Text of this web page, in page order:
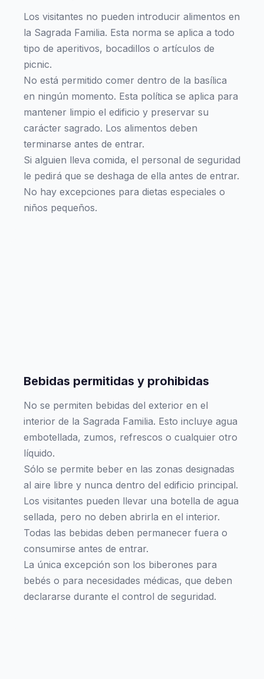
Los visitantes no pueden introducir alimentos en
la Sagrada Familia. Esta norma se aplica a todo
tipo de aperitivos, bocadillos o artículos de
picnic.
No está permitido comer dentro de la basílica
en ningún momento. Esta política se aplica para
mantener limpio el edificio y preservar su
carácter sagrado. Los alimentos deben
terminarse antes de entrar.
Si alguien lleva comida, el personal de seguridad
le pedirá que se deshaga de ella antes de entrar.
No hay excepciones para dietas especiales o
niños pequeños.
Bebidas permitidas y prohibidas
No se permiten bebidas del exterior en el
interior de la Sagrada Familia. Esto incluye agua
embotellada, zumos, refrescos o cualquier otro
líquido.
Sólo se permite beber en las zonas designadas
al aire libre y nunca dentro del edificio principal.
Los visitantes pueden llevar una botella de agua
sellada, pero no deben abrirla en el interior.
Todas las bebidas deben permanecer fuera o
consumirse antes de entrar.
La única excepción son los biberones para
bebés o para necesidades médicas, que deben
declararse durante el control de seguridad.